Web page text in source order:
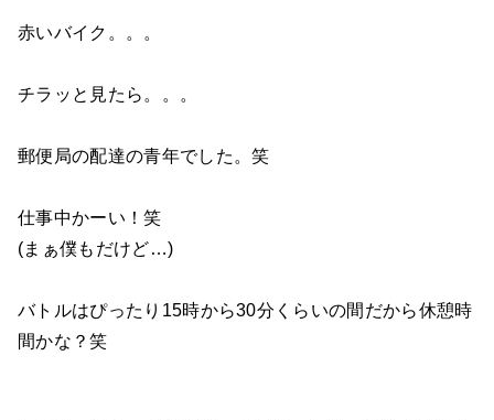
赤いバイク。。。
チラッと見たら。。。
郵便局の配達の青年でした。笑
仕事中かーい！笑
(まぁ僕もだけど…)
バトルはぴったり15時から30分くらいの間だから休憩時
間かな？笑